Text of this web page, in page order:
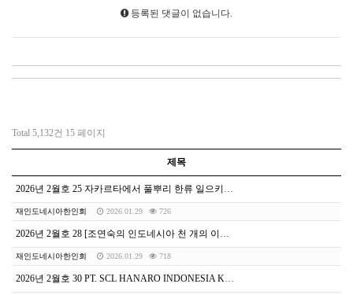
등록된 댓글이 없습니다.
Total 5,132건 15 페이지
제목
2026년 2월호 25 자카르타에서 풀뿌리 한류 일으키는 대중음악 프로 아티스트 인터뷰 | 배동선 작가
재인도네시아한인회 2026.01.29 726
2026년 2월호 28 [조연숙의 인도네시아 천 개의 이야기] 〈흑백요리사〉 음식에 담긴 재외동포의 정체성
재인도네시아한인회 2026.01.29 718
2026년 2월호 30 PT. SCL HANARO INDONESIA K-LAB